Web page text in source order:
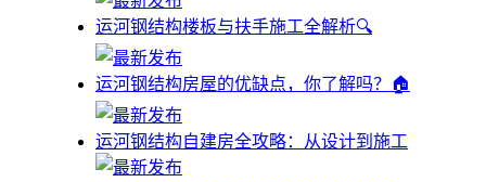
运河钢结构楼板与扶手施工全解析🔍
运河钢结构房屋的优缺点，你了解吗？🏠
运河钢结构自建房全攻略：从设计到施工